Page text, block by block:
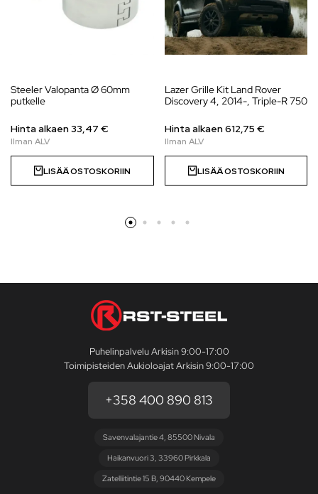
Steeler Valopanta Ø 60mm
putkelle
Hinta alkaen 33,47 €
LISÄÄ OSTOSKORIIN
Lazer Grille Kit Land Rover
Discovery 4, 2014-, Triple-R 750
Hinta alkaen612,75 €
LISÄÄ OSTOSKORIIN
Puhelinpalvelu Arkisin 9:00-17:00
Toimipisteiden Aukioloajat Arkisin 9:00-17:00
+358 400 890 813
Savenvalajantie 4, 85500 Nivala
Haikanvuori 3, 33960 Pirkkala
Zatelliitintie 15 B, 90440 Kempele